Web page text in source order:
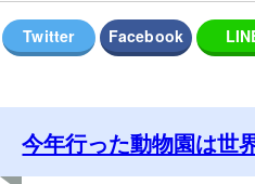
今年行った動物園は世